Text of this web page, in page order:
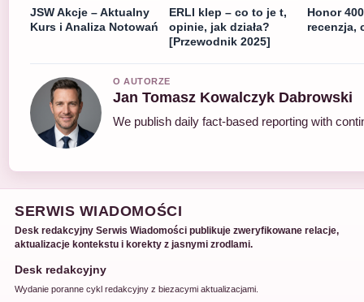
JSW Akcje – Aktualny
Kurs i Analiza Notowań
ERLI klep – co to je t,
opinie, jak działa?
[Przewodnik 2025]
Honor
recenzja,
O AUTORZE
Jan Tomasz Kowalczyk Dabrowski
We publish daily fact-based reporting with
SERWIS WIADOMOŚCI
Desk redakcyjny Serwis Wiadomości publikuje zweryfikowane relacje,
aktualizacje kontekstu i korekty z jasnymi zrodlami.
Desk redakcyjny
Wydanie poranne cykl redakcyjny z biezacymi aktualizacjami.